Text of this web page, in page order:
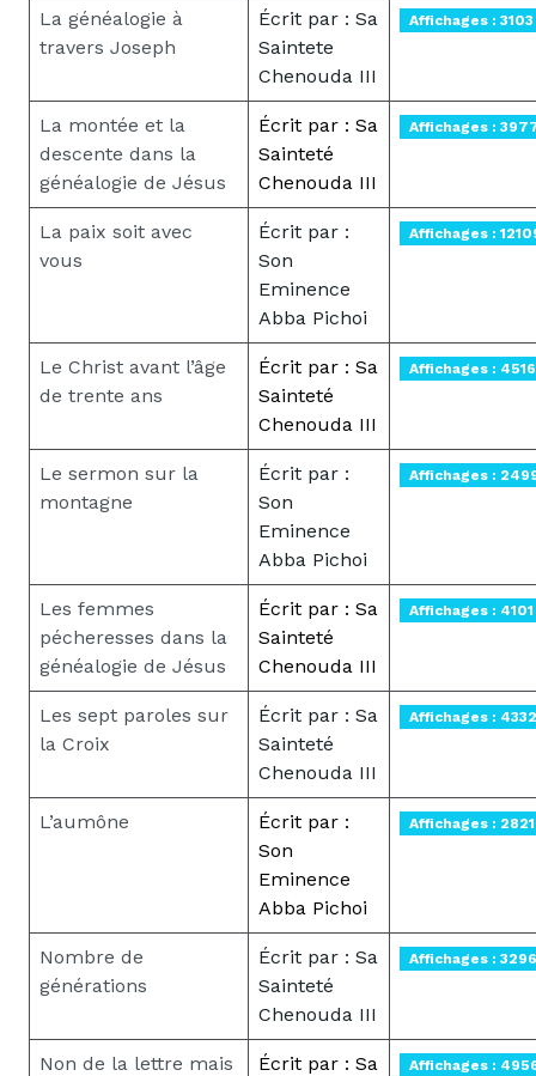
La généalogie à
travers Joseph
Écrit par : Sa
Saintete
Chenouda III
Affichages : 3103
La montée et la
descente dans la
généalogie de Jésus
Écrit par : Sa
Sainteté
Chenouda III
Affichages :
La paix soit avec
vous
Écrit par :
Son
Eminence
Abba Pichoi
Affichages :
Le Christ avant l’âge
de trente ans
Écrit par : Sa
Sainteté
Chenouda III
Affichages : 4516
Le sermon sur la
montagne
Écrit par :
Son
Eminence
Abba Pichoi
Affichages :
Les femmes
pécheresses dans la
généalogie de Jésus
Écrit par : Sa
Sainteté
Chenouda III
Affichages : 4101
Les sept paroles sur
la Croix
Écrit par : Sa
Sainteté
Chenouda III
Affichages : 4332
L’aumône
Écrit par :
Son
Eminence
Abba Pichoi
Affichages : 2821
Nombre de
générations
Écrit par : Sa
Sainteté
Chenouda III
Affichages : 3296
Non de la lettre mais
Écrit par : Sa
Affichages :